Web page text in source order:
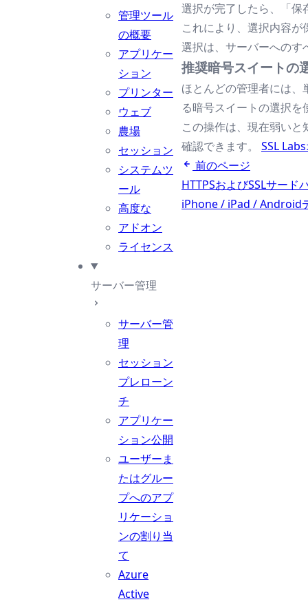
管理ツール
の概要
アプリケー
ション
プリンター
ウェブ
農場
セッション
システムツ
ール
高度な
アドオン
ライセンス
サーバー管理
サーバー管
理
セッション
プレローン
チ
アプリケー
ション公開
ユーザーま
たはグルー
プへのアプ
リケーショ
ンの割り当
て
Azure
Active
選択が完了したら、「保
これにより、選択内容
選択は、サーバーへのす
推奨暗号スイートの
ほとんどの管理者には
る暗号スイートの選択
この操作は、現在弱い
確認できます。 SSL
前のページ
HTTPSおよびSSLサード
iPhone / iPad / Android